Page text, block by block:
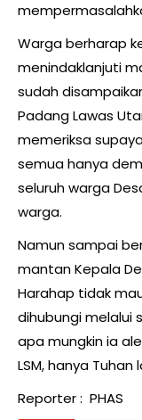
Warga berharap
menindaklanjuti
sudah
Padang Lawas
memeriksa
semua hanya
seluruh warga
warga.
Namun sampai
mantan Kepala
Harahap tidak
dihubungi melalui
apa mungkin ia
LSM, hanya Tuhan
Reporter : PHAS